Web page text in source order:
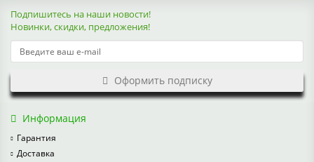
Подпишитесь на наши новости!
Новинки, скидки, предложения!
Оформить подписку
Информация
Гарантия
Доставка